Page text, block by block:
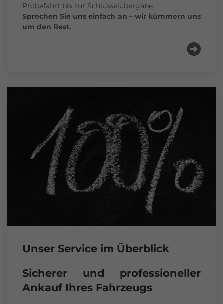
Probefahrt bis zur Schlüsselübergabe.
Sprechen Sie uns einfach an – wir kümmern uns
um den Rest.
Unser Service im Überblick
Sicherer und professioneller
Ankauf Ihres Fahrzeugs